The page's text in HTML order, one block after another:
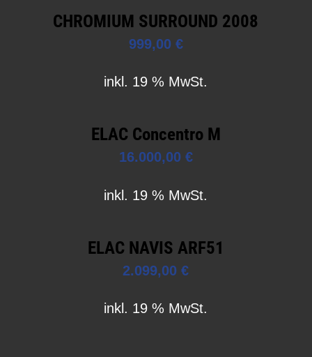
CHROMIUM SURROUND 2008
999,00 €
inkl. 19 % MwSt.
ELAC Concentro M
16.000,00 €
inkl. 19 % MwSt.
ELAC NAVIS ARF51
2.099,00€
inkl. 19 % MwSt.